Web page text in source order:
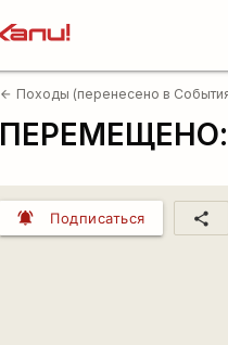
arrow_back Походы (перенесено в
ПЕРЕМЕЩЕНО:
notifications_active Подписаться share